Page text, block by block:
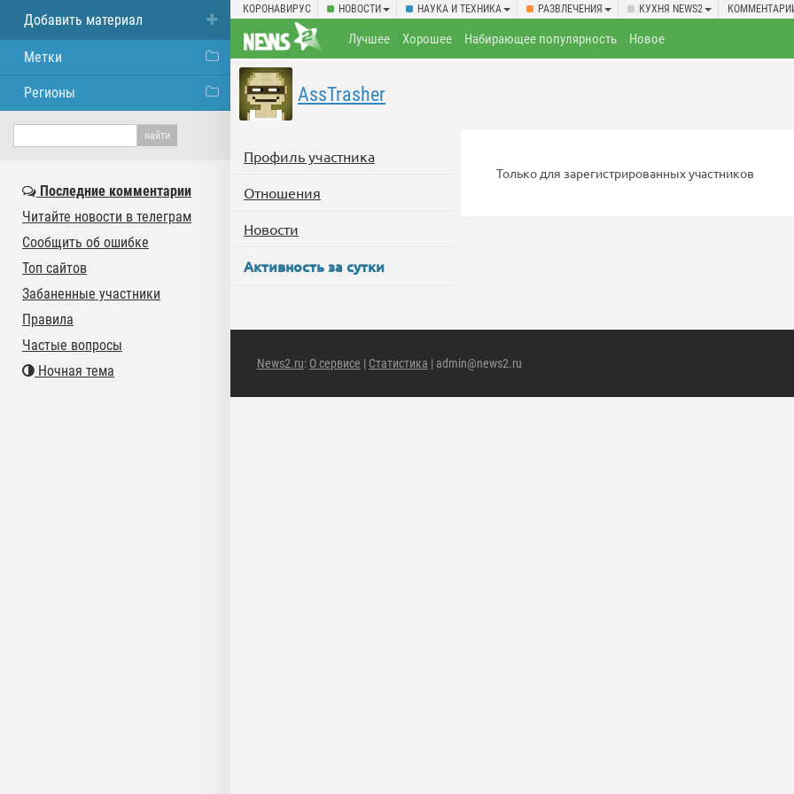
КОРОНАВИРУС НОВОСТИ НАУКА И ТЕХНИКА РАЗВЛЕЧЕНИЯ КУХНЯ NEWS2
Лучшее Хорошее Набирающее популярность Новое
AssTrasher
Профиль участника
Отношения
Новости
Активность за сутки
Только для зарегистрированных участников
News2.ru: О сервисе | Статистика | admin@news2.ru
Добавить материал
Метки
Регионы
Последние комментарии
Читайте новости в телеграм
Сообщить об ошибке
Топ сайтов
Забаненные участники
Правила
Частые вопросы
Ночная тема